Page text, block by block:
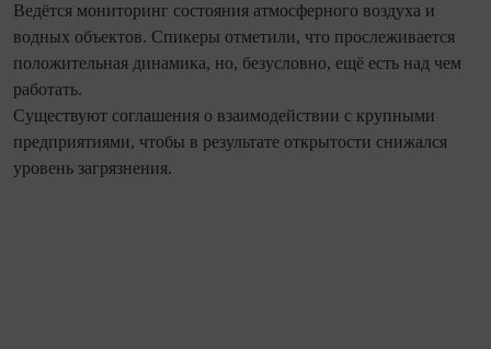
Ведётся мониторинг состояния атмосферного воздуха и
водных объектов. Спикеры отметили, что прослеживается
положительная динамика, но, безусловно, ещё есть над чем
работать.
Существуют соглашения о взаимодействии с крупными
предприятиями, чтобы в результате открытости снижался
уровень загрязнения.